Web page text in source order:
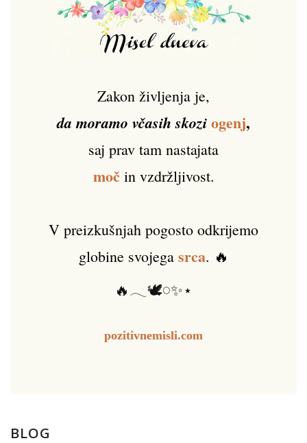
Zakon življenja je,
da moramo včasih skoziogenj,
saj prav tam nastajata
močin vzdržljivost.
V preizkušnjah pogosto odkrijemo
globine svojega srca. 🔥
🔥𓂃🕊️𓏸✨⋆
pozitivnemisli.com
BLOG